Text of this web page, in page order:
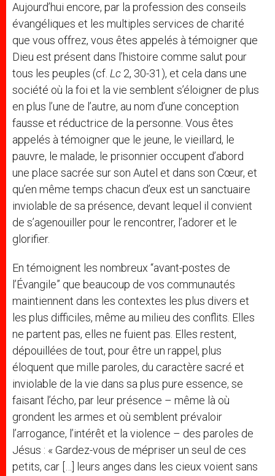
Aujourd’hui encore, par la profession des conseils
évangéliques et les multiples services de charité
que vous offrez, vous êtes appelés à témoigner que
Dieu est présent dans l’histoire comme salut pour
tous les peuples (cf. Lc 2, 30-31), et cela dans une
société où la foi et la vie semblent s’éloigner de plus
en plus l’une de l’autre, au nom d’une conception
fausse et réductrice de la personne. Vous êtes
appelés à témoigner que le jeune, le vieillard, le
pauvre, le malade, le prisonnier occupent d’abord
une place sacrée sur son Autel et dans son Cœur, et
qu’en même temps chacun d’eux est un sanctuaire
inviolable de sa présence, devant lequel il convient
de s’agenouiller pour le rencontrer, l’adorer et le
glorifier.
En témoignent les nombreux “avant-postes de
l’Évangile” que beaucoup de vos communautés
maintiennent dans les contextes les plus divers et
les plus difficiles, même au milieu des conflits. Elles
ne partent pas, elles ne fuient pas. Elles restent,
dépouillées de tout, pour être un rappel, plus
éloquent que mille paroles, du caractère sacré et
inviolable de la vie dans sa plus pure essence, se
faisant l’écho, par leur présence – même là où
grondent les armes et où semblent prévaloir
l’arrogance, l’intérêt et la violence – des paroles de
Jésus : « Gardez-vous de mépriser un seul de ces
petits, car […] leurs anges dans les cieux voient sans